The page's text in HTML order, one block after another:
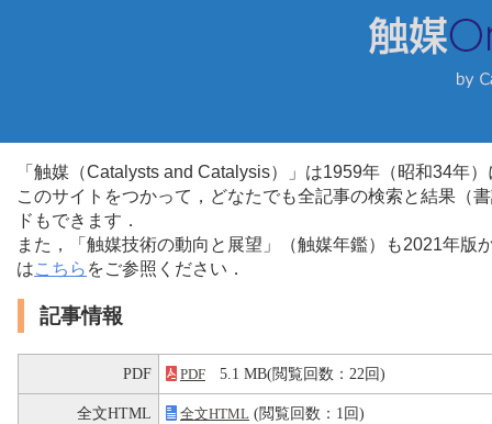
「触媒（Catalysts and Catalysis）」は1959年（昭和34年
このサイトをつかって，どなたでも全記事の検索と結果（
ドもできます．
また，「触媒技術の動向と展望」（触媒年鑑）も2021年
はこちら をご参照ください．
記事情報
PDF PDF 5.1 MB(閲覧回数：22回)
全文HTML 全文HTML (閲覧回数：1回)